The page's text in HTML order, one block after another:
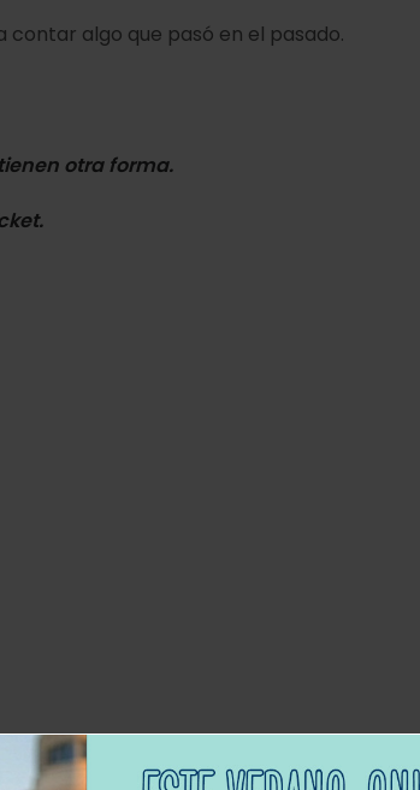
algo que pasó en el pasado.
otra forma.